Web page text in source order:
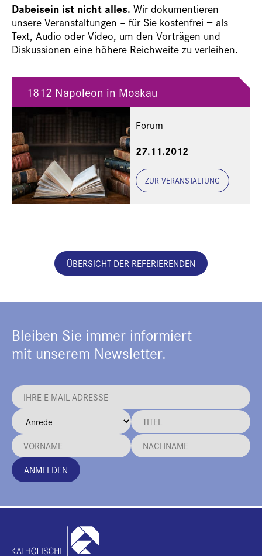
Dabeisein ist nicht alles. Wir dokumentieren
unsere Veranstaltungen – für Sie kostenfrei − als
Text, Audio oder Video, um den Vorträgen und
Diskussionen eine höhere Reichweite zu verleihen.
1812 Napoleon in Moskau
Forum
27.11.2012
ZUR VERANSTALTUNG
ÜBERSICHT DER REFERIERENDEN
Bleiben Sie immer informiert
mit unserem Newsletter.
ANMELDEN